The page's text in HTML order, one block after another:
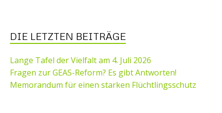
DIE LETZTEN BEITRÄGE
Lange Tafel der Vielfalt am 4. Juli 2026
Fragen zur GEAS-Reform? Es gibt Antworten!
Memorandum für einen starken Flüchtlingsschutz